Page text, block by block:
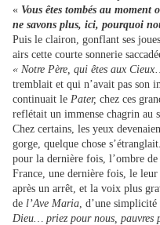
« Vous êtes tombés au
ne savons plus, ici, pourquoi
Puis le clairon, gonflant ses
airs cette courte sonnerie
« Notre Père, qui êtes aux Cieux
tremblait et qui n’avait pas son
continuait le Pater, chez ces
reflétait un immense chagrin au
Chez certains, les yeux
gorge, quelque chose
pour la dernière fois, l’ombre
France, une dernière fois, le
après un arrêt, et la voix plus
de l’Ave Maria , d’une
Dieu… priez pour nous, pauvres